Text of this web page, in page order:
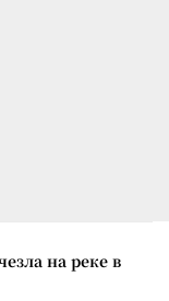
на реке в